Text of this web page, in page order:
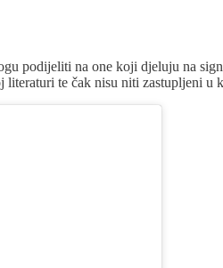
podijeliti na one koji djeluju na
te čak nisu niti zastupljeni